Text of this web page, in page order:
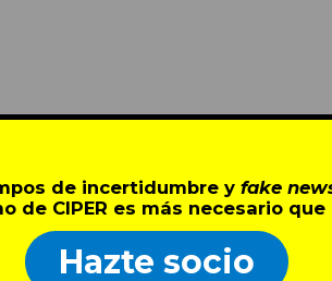
de incertidumbre y fake
de CIPER es más necesario que
Hazte socio